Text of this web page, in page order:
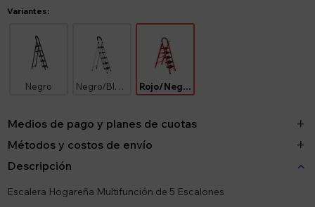
Variantes:
Negro Negro/Blanco Rojo/Negro
Medios de pago y planes de cuotas
Métodos y costos de envío
Descripción
Escalera Hogareña Multifunción de 5 Escalones